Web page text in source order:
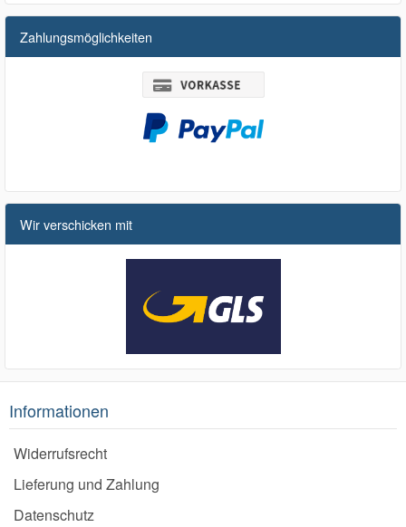
Zahlungsmöglichkeiten
Wir verschicken mit
Informationen
Widerrufsrecht
Lieferung und Zahlung
Datenschutz